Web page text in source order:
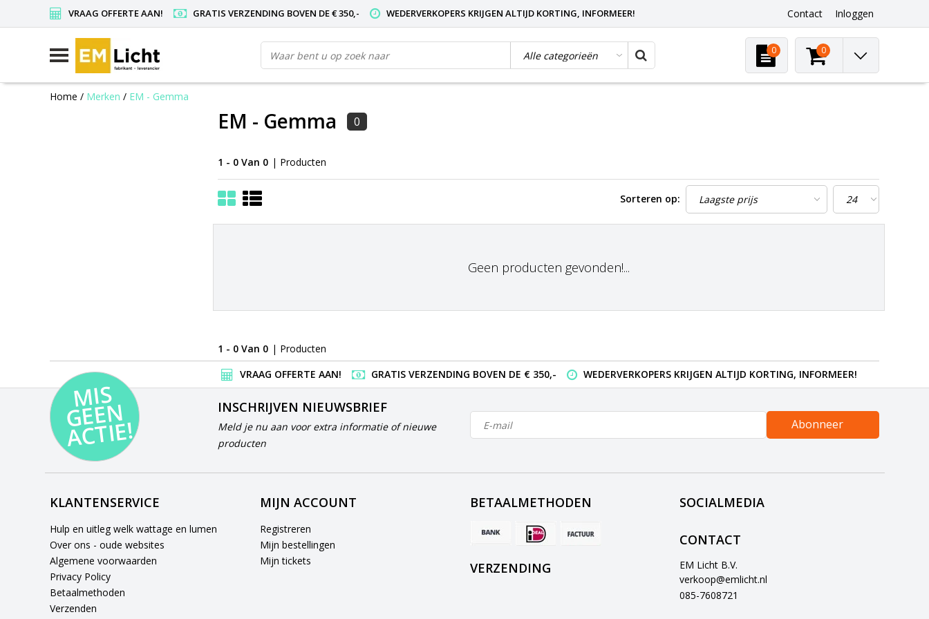
VRAAG OFFERTE AAN! GRATIS VERZENDING BOVEN DE € 350,- WEDERVERKOPERS KRIJGEN ALTIJD KORTING, INFORMEER! Contact Inloggen
0 0
Home / Merken / EM - Gemma
EM - Gemma 0
1 - 0 Van 0 | Producten
Sorteren op:
Geen producten gevonden!...
1 - 0 Van 0 | Producten
VRAAG OFFERTE AAN!
GRATIS VERZENDING BOVEN DE € 350,- WEDERVERKOPERS KRIJGEN ALTIJD KORTING, INFORMEER!
MI
S
G
E
E
N
A
C
TI
E!
INSCHRIJVEN NIEUWSBRIEF
Meld je nu aan voor extra informatie of nieuwe
producten
Abonneer
KLANTENSERVICE
Hulp en uitleg welk wattage en lumen
Over ons - oude websites
Algemene voorwaarden
Privacy Policy
Betaalmethoden
Verzenden
MIJN ACCOUNT
Registreren
Mijn bestellingen
Mijn tickets
BETAALMETHODEN
VERZENDING
SOCIALMEDIA
CONTACT
EM Licht B.V.
verkoop@emlicht.nl
085-7608721